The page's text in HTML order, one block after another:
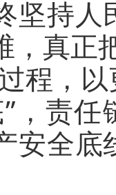
坚持
，真正
程，
，责
安全